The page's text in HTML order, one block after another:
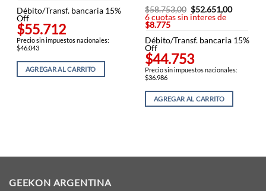
Débito/Transf. bancaria 15%
Off
$55.712
Precio sin impuestos nacionales:
$46.043
AGREGAR AL CARRITO
$58.753,00 El
precio
$58.753,00.
$52.651,00El
6 cuotas sin interes de
$8.775
Débito/Transf. bancaria 15%
Off
$44.753
Precio sin impuestos nacionales:
$36.986
AGREGAR AL CARRITO
GEEKON ARGENTINA